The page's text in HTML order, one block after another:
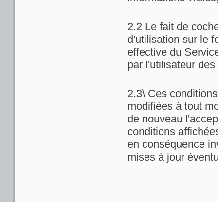
2.2 Le fait de
d'utilisation sur le
effective du
par l'utilisateur
2.3\ Ces
modifiées à tout
de nouveau
conditions
en conséquence
mises à jour